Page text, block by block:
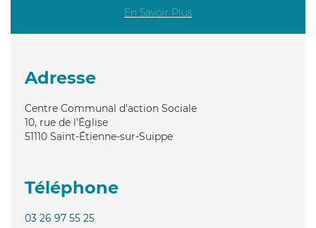
En Savoir Plus
Adresse
Centre Communal d'action Sociale
10, rue de l'Église
51110 Saint-Étienne-sur-Suippe
Téléphone
03 26 97 55 25